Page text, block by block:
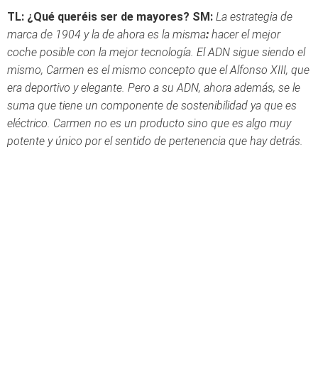
TL: ¿Qué queréis ser de mayores? SM: La estrategia de
marca de 1904 y la de ahora es la misma: hacer el mejor
coche posible con la mejor tecnología. El ADN sigue siendo el
mismo, Carmen es el mismo concepto que el Alfonso XIII, que
era deportivo y elegante. Pero a su ADN, ahora además, se le
suma que tiene un componente de sostenibilidad ya que es
eléctrico. Carmen no es un producto sino que es algo muy
potente y único por el sentido de pertenencia que hay detrás.